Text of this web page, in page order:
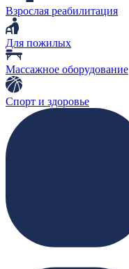
Взрослая реабилитация
Для пожилых
Массажное оборудование
Спорт и здоровье